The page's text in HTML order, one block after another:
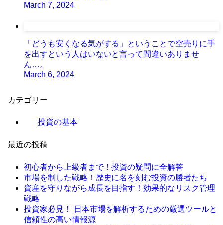
March 7, 2024
「どうも安くなる気がする」ということで空売りに手
を出すという人はいないと言って間違いありませ
ん…。
March 6, 2024
カテゴリー
投資の基本
最近の投稿
初心者から上級者まで！投資の疑問に全解答
市場を制した戦略！歴史に名を刻む投資の勝者たち
資産を守りながら成長を目指す！効果的なリスク管理
戦略
投資家必見！ 日本市場を解析するための厳選ツールと
信頼性の高い情報源